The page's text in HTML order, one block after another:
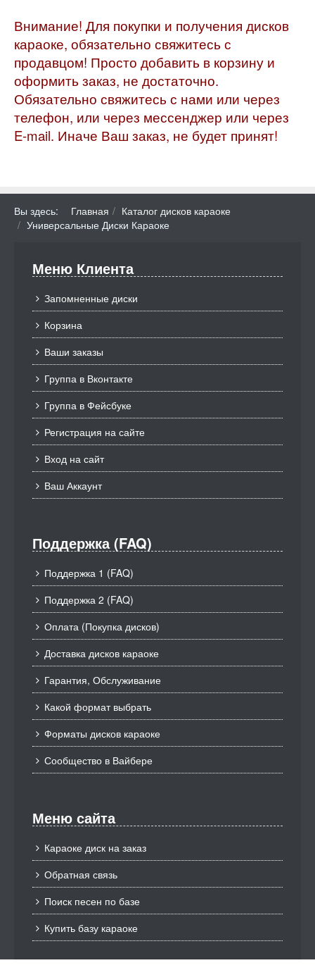
Внимание! Для покупки и получения дисков
караоке, обязательно свяжитесь с
продавцом! Просто добавить в корзину и
оформить заказ, не достаточно.
Обязательно свяжитесь с нами или через
телефон, или через мессенджер или через
E-mail. Иначе Ваш заказ, не будет принят!
Вы здесь: Главная
Каталог дисков караоке
Универсальные Диски Караоке
Меню Клиента
Запомненные диски
Корзина
Ваши заказы
Группа в Вконтакте
Группа в Фейсбуке
Регистрация на сайте
Вход на сайт
Ваш Аккаунт
Поддержка (FAQ)
Поддержка 1 (FAQ)
Поддержка 2 (FAQ)
Оплата (Покупка дисков)
Доставка дисков караоке
Гарантия, Обслуживание
Какой формат выбрать
Форматы дисков караоке
Сообщество в Вайбере
Меню сайта
Караоке диск на заказ
Обратная связь
Поиск песен по базе
Купить базу караоке